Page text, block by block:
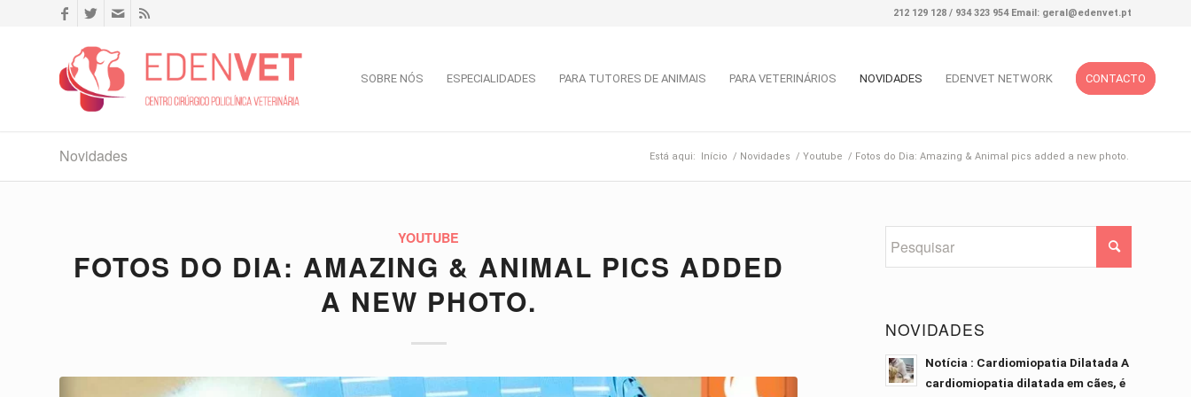
212 129 128 / 934 323 954 Email: geral@edenvet.pt
SOBRE NÓS ESPECIALIDADES PARA TUTORES DE ANIMAIS PARA VETERINÁRIOS NOVIDADES EDENVET NETWORK CONTACTO
Novidades Está aqui: Início / Novidades / Youtube / Fotos do Dia: Amazing & Animal pics added a new photo.
YOUTUBE
FOTOS DO DIA: AMAZING & ANIMAL PICS ADDED
A NEW PHOTO.
NOVIDADES
Notícia : Cardiomiopatia Dilatada A
cardiomiopatia dilatada em cães, é